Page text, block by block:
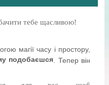
магії часу і простору,
подобаєшся . Тепер він